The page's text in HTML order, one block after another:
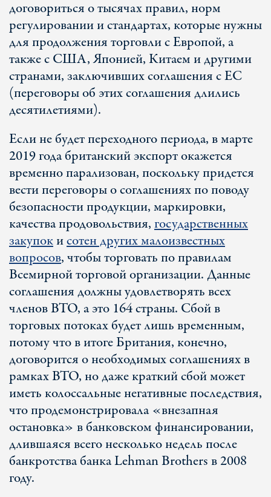
договориться о тысячах правил, норм
регулировании и стандартах, которые нужны
для продолжения торговли с Европой, а
также с США, Японией, Китаем и другими
странами, заключивших соглашения с ЕС
(переговоры об этих соглашения длились
десятилетиями).
Если не будет переходного периода, в марте
2019 года британский экспорт окажется
временно парализован, поскольку придется
вести переговоры о соглашениях по поводу
безопасности продукции, маркировки,
качества продовольствия,государственных
закупокисотен других малоизвестных
вопросов, чтобы торговать по правилам
Всемирной торговой организации. Данные
соглашения должны удовлетворять всех
членов ВТО, а это 164 страны. Сбой в
торговых потоках будет лишь временным,
потому что в итоге Британия, конечно,
договорится о необходимых соглашениях в
рамках ВТО, но даже краткий сбой может
иметь колоссальные негативные последствия,
что продемонстрировала «внезапная
остановка» в банковском финансировании,
длившаяся всего несколько недель после
банкротства банка Lehman Brothers в 2008
году.